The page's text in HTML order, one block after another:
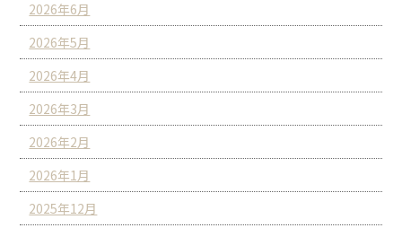
2026年6月
2026年5月
2026年4月
2026年3月
2026年2月
2026年1月
2025年12月